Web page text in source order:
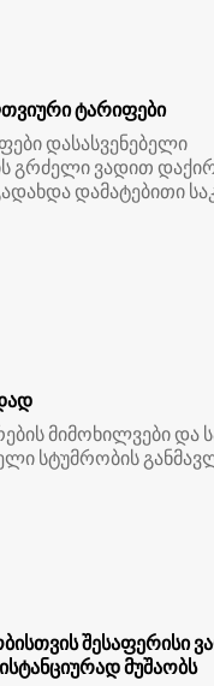
ტარიფები
დასასვენებელი
გრძელი ვადით
დამატებითი
მიმოხილვები და
სტუმრობის
შესაფერისი
მუშაობს